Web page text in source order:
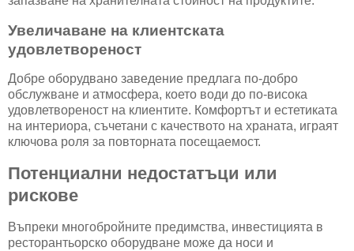
Увеличаване на клиентската
удовлетвореност
Добре оборудвано заведение предлага по-добро
обслужване и атмосфера, което води до по-висока
удовлетвореност на клиентите. Комфортът и естетиката
на интериора, съчетани с качеството на храната, играят
ключова роля за повторната посещаемост.
Потенциални недостатъци или
рискове
Въпреки многобройните предимства, инвестицията в
ресторантьорско оборудване може да носи и